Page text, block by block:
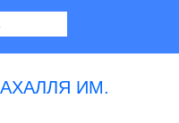
ИМ.